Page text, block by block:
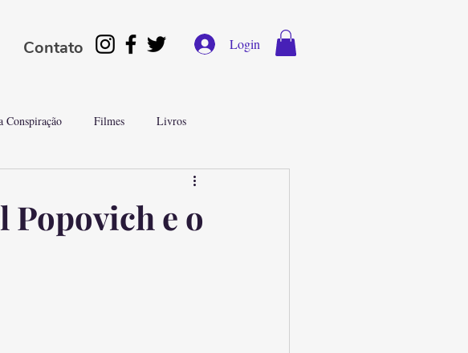
Contato Login
Conspiração Filmes Livros
Popovich e o